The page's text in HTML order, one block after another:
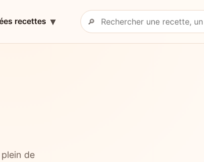
recettes
Rechercher une recette
🔎
de